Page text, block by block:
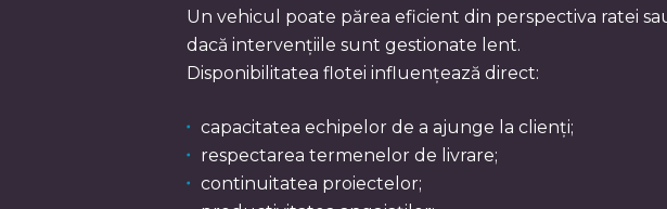
Un vehicul poate părea eficient din perspectiva ratei
dacă intervențiile sunt gestionate lent.
Disponibilitatea flotei influențează direct:
capacitatea echipelor de a ajunge la clienți;
respectarea termenelor de livrare;
continuitatea proiectelor;